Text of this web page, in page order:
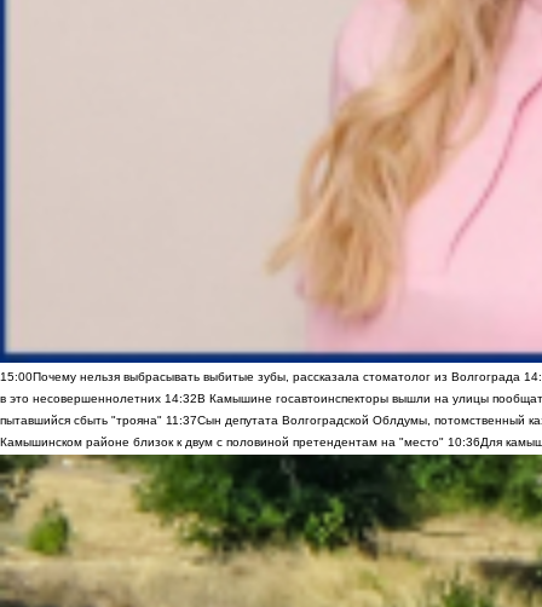
15:00Почему нельзя выбрасывать выбитые зубы, рассказала стоматолог из Волгограда
в это несовершеннолетних 14:32В Камышине госавтоинспекторы вышли на улицы
пытавшийся сбыть "трояна" 11:37Сын депутата Волгоградской Облдумы, потомственный
Камышинском районе близок к двум с половиной претендентам на "место" 10:36Для